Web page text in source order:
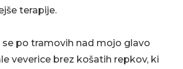
terapije.
po tramovih nad mojo glavo
veverice brez košatih repkov, ki